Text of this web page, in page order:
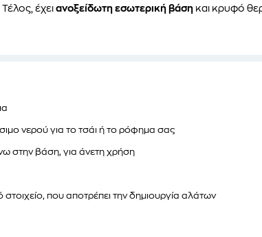
έχει ανοξείδωτη εσωτερική βάση και κρυφό
νερού για το τσάι ή το ρόφημα σας
στην βάση, για άνετη χρήση
που αποτρέπει την δημιουργία αλάτων